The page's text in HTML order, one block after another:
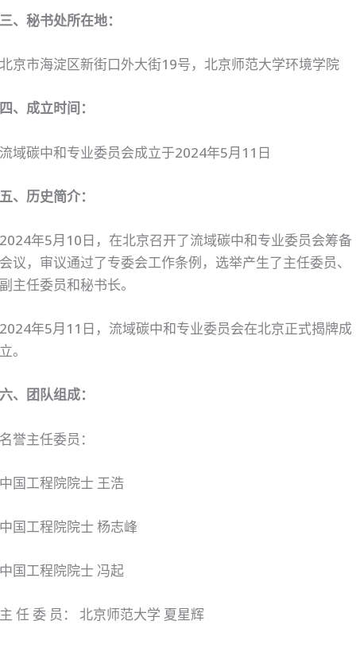
三、秘书处所在地：
北京市海淀区新街口外大街19号，北京师范大学环境学院
四、成立时间：
流域碳中和专业委员会成立于2024年5月11日
五、历史简介：
2024年5月10日，在北京召开了流域碳中和专业委员会筹备
会议，审议通过了专委会工作条例，选举产生了主任委员、
副主任委员和秘书长。
2024年5月11日，流域碳中和专业委员会在北京正式揭牌成
立。
六、团队组成：
名誉主任委员：
中国工程院院士 王浩
中国工程院院士 杨志峰
中国工程院院士 冯起
主 任 委 员： 北京师范大学 夏星辉